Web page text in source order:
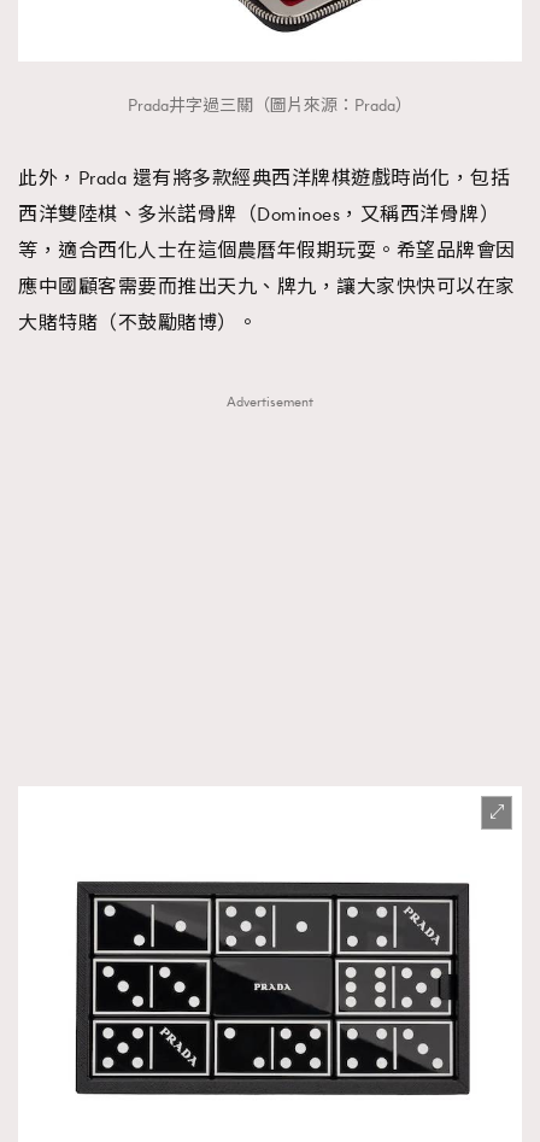
Prada井字過三關（圖片來源：Prada）
此外，Prada 還有將多款經典西洋牌棋遊戲時尚化，包括
西洋雙陸棋、多米諾骨牌（Dominoes，又稱西洋骨牌）
等，適合西化人士在這個農曆年假期玩耍。希望品牌會因
應中國顧客需要而推出天九、牌九，讓大家快快可以在家
大賭特賭（不鼓勵賭博）。
Advertisement